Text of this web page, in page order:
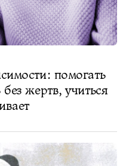
помогать
жертв, учиться